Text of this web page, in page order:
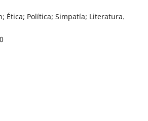
Ética; Política; Simpatía; Literatura.